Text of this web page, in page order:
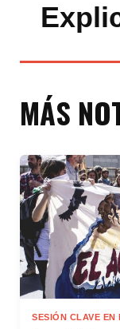
MÁS
SESIÓN CLAVE EN